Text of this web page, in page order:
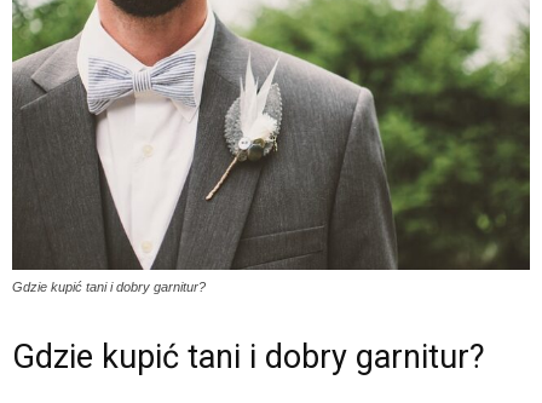
Gdzie kupić tani i dobry garnitur?
Gdzie kupić tani i dobry garnitur?